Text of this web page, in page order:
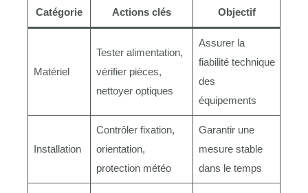
Catégorie Actions clés Objectif
Matériel
Tester alimentation,
vérifier pièces,
nettoyer optiques
Assurer la
fiabilité technique
des
équipements
Installation
Contrôler fixation,
orientation,
protection météo
Garantir une
mesure stable
dans le temps